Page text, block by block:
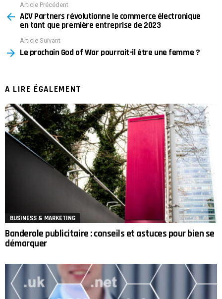
more
Article Précédent
ACV Partners révolutionne le commerce électronique
en tant que première entreprise de 2023
Article Suivant
Le prochain God of War pourrait-il être une femme ?
A LIRE ÉGALEMENT
BUSINESS & MARKETING
Banderole publicitaire : conseils et astuces pour bien se
démarquer